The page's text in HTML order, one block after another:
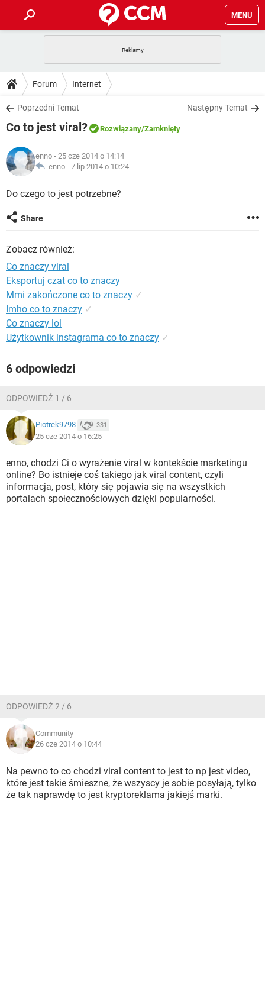
MENU
GRY
SPOTIFY
INSTAGRAM FACEBOOK
WINDOWS 10
PORADY
PlayStation
INSTAGRAM
WINDOWS 10
DO POBRANIA
ANDROID TIKTOK
GRY
IOS
COVID-19
GRY
SPOTIFY
INSTAGRAM
ARTYKUŁY
INSTAGRAM
WINDOWS 10
Forum Internet
Poprzedni Temat Następny Temat
Co to jest viral? Rozwiązany/Zamknięty
enno - 25 cze 2014 o 14:14
enno - 7 lip 2014 o 10:24
Do czego to jest potrzebne?
Share
Zobacz również:
Co znaczy viral
Eksportuj czat co to znaczy
Mmi zakończone co to znaczy ✓
Imho co to znaczy ✓
Co znaczy lol
Użytkownik instagrama co to znaczy ✓
6 odpowiedzi
ODPOWIEDŹ 1 / 6
Piotrek9798 331
25 cze 2014 o 16:25
enno, chodzi Ci o wyrażenie viral w kontekście marketingu
online? Bo istnieje coś takiego jak viral content, czyli
informacja, post, który się pojawia się na wszystkich
portalach społecznościowych dzięki popularności.
ODPOWIEDŹ 2 / 6
Community
26 cze 2014 o 10:44
Na pewno to co chodzi viral content to jest to np jest video,
które jest takie śmieszne, że wszyscy je sobie posyłają, tylko
że tak naprawdę to jest kryptoreklama jakiejś marki.